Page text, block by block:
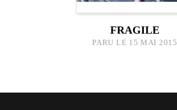
FRAGILE
PARU LE 15 MAI 2015